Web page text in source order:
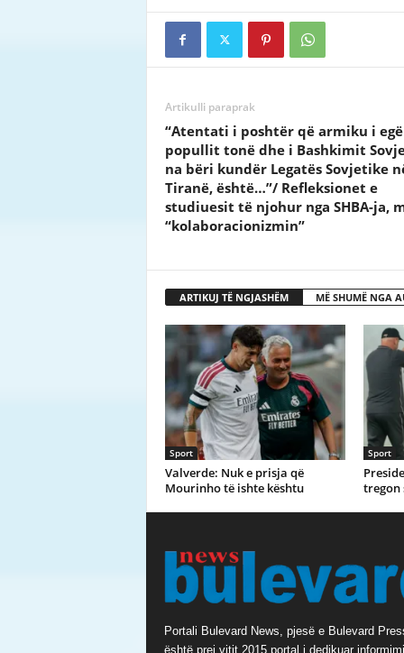
Artikulli paraprak
“Atentati i poshtër që armiku i
popullit tonë dhe i Bashkimit
na bëri kundër Legatës Sovjetike
Tiranë, është…”/ Refleksionet e
studiuesit të njohur nga SHBA-ja,
“kolaboracionizmin”
ARTIKUJ TË NGJASHËM MË SHUMË NGA
Sport
Valverde: Nuk e prisja që
Mourinho të ishte kështu
Sport
tregon
Portali Bulevard News, pjesë e Bulevard
është prej vitit 2015 portal i dedikuar